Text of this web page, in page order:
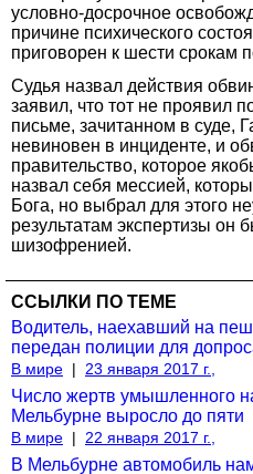
условно-досрочное
причине психического
приговорен к шести срокам
Судья назвал действия
заявил, что тот не проявил
письме, зачитанном в суде,
невиновен в инциденте, и
правительство, которое
назвал себя мессией,
Бога, но выбрал для этого
результатам экспертизы
шизофренией.
ССЫЛКИ ПО ТЕМЕ
Водитель, наехавший на
передан полиции для
В мире | 23 января 2017 г.,
Число жертв умышленного
Мельбурне выросло до пяти
В мире | 22 января 2017 г.,
В Мельбурне автомобиль